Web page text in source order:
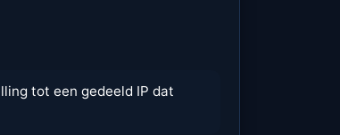
tot een gedeeld IP dat